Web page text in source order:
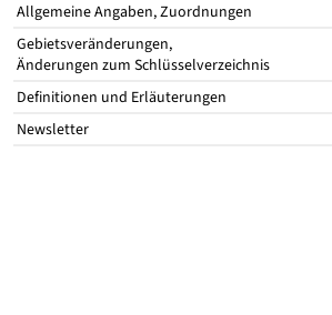
Allgemeine Angaben, Zuordnungen
Gebietsveränderungen,
Änderungen zum Schlüsselverzeichnis
Definitionen und Erläuterungen
Newsletter